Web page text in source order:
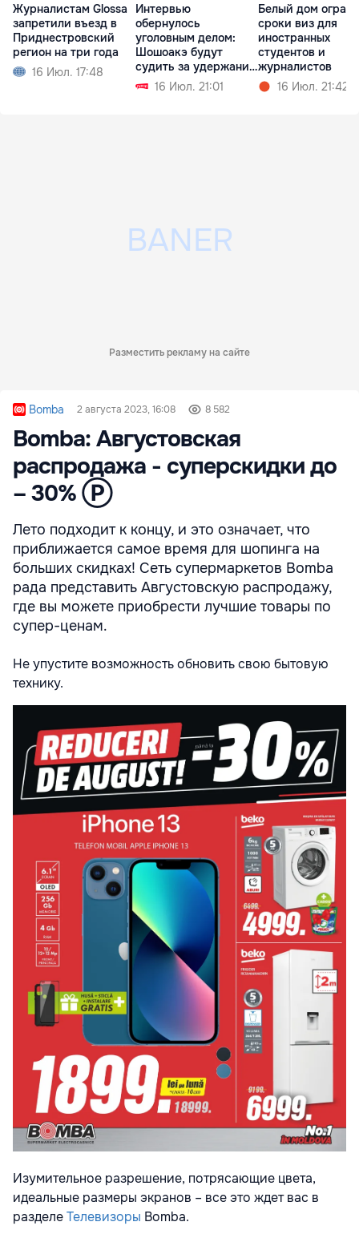
Журналистам Glossa
запретили въезд в
Приднестровский
регион на три года
16 Июл. 17:48
Интервью
обернулось
уголовным делом:
Шошоакэ будут
судить за удержание
журналистов
16 Июл. 21:01
Белый дом
сроки виз для
иностранных
студентов и
журналистов
16 Июл. 21:42
Разместить рекламу на сайте
Bomba 2 августа 2023, 16:08 8 582
Bomba: Августовская
распродажа - cуперскидки до
– 30% Ⓟ
Лето подходит к концу, и это означает, что
приближается самое время для шопинга на
больших скидках! Сеть супермаркетов Bomba
рада представить Августовскую распродажу,
где вы можете приобрести лучшие товары по
супер-ценам.
Не упустите возможность обновить свою бытовую
технику.
Изумительное разрешение, потрясающие цвета,
идеальные размеры экранов – все это ждет вас в
разделеТелевизоры Bomba.